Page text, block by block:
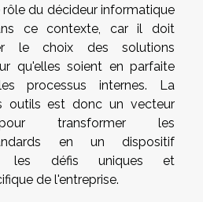
rôle du décideur informatique
ce contexte, car il doit
le choix des solutions
qu'elles soient en parfaite
processus internes. La
outils est donc un vecteur
pour transformer les
en un dispositif
les défis uniques et
de l'entreprise.